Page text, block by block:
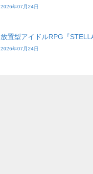
2026年07月24日
放置型アイドルRPG『
2026年07月24日